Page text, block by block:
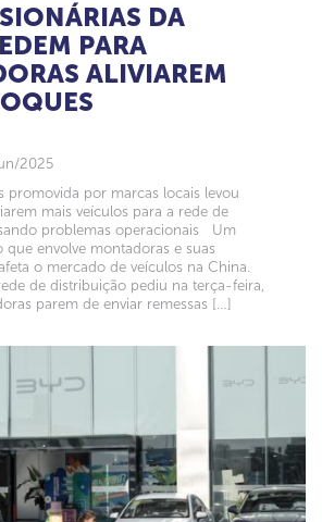
DA
PARA
ALIVIAREM
2025
promovida por marcas locais levou
mais veículos para a rede de
problemas operacionais Um
envolve montadoras e suas
o mercado de veículos na China.
de distribuição pediu na terça-feira,
parem de enviar remessas […]